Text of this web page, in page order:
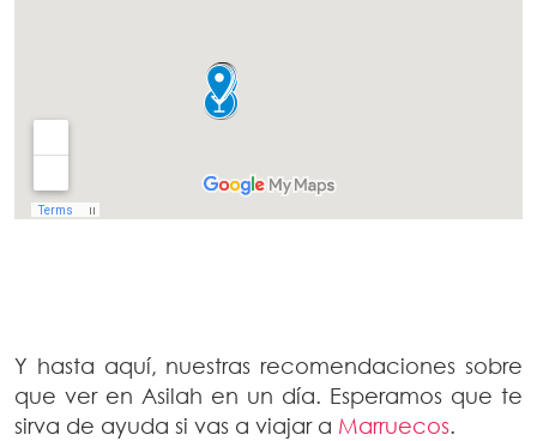
Y hasta aquí, nuestras recomendaciones sobre
que ver en Asilah en un día. Esperamos que te
sirva de ayuda si vas a viajar a Marruecos.